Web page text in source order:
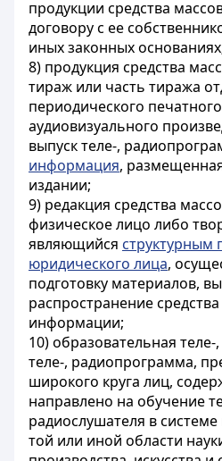
продукции средства
договору с ее
иных законных
8) продукция средства
тираж или часть тиража
периодического
аудиовизуального
выпуск теле-,
информация,
издании;
9) редакция средства
физическое лицо либо
являющийся структурным
юридического лица,
подготовку материалов,
распространение
информации;
10) образовательная
теле-, радиопрограмма,
широкого круга лиц,
направлено на обучение
радиослушателя в
той или иной области